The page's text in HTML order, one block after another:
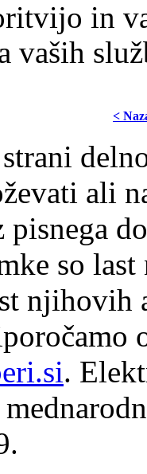
in
vaših
<
ali
pisnega
so
njihovih
.